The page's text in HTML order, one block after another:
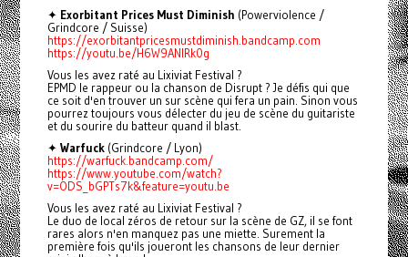
✦ Exorbitant Prices Must Diminish (Powerviolence /
Grindcore / Suisse)
https://exorbitantpricesmustdiminish.bandcamp.com
https://youtu.be/H6W9ANlRk0g
Vous les avez raté au Lixiviat Festival ?
EPMD le rappeur ou la chanson de Disrupt ? Je défis qui que
ce soit d'en trouver un sur scène qui fera un pain. Sinon vous
pourrez toujours vous délecter du jeu de scène du guitariste
et du sourire du batteur quand il blast.
✦ Warfuck(Grindcore / Lyon)
https://warfuck.bandcamp.com/
https://www.youtube.com/watch?
v=ODS_bGPTs7k&feature=youtu.be
Vous les avez raté au Lixiviat Festival ?
Le duo de local zéros de retour sur la scène de GZ, il se font
rares alors n'en manquez pas une miette. Surement la
première fois qu'ils joueront les chansons de leur dernier